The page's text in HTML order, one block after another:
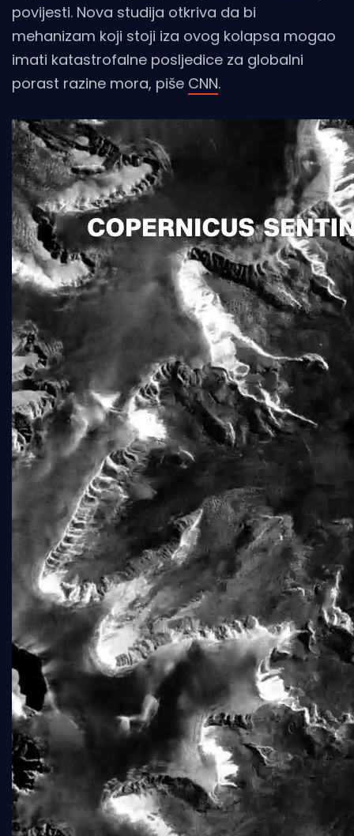
povijesti. Nova studija otkriva da bi
mehanizam koji stoji iza ovog kolapsa mogao
imati katastrofalne posljedice za globalni
porast razine mora, piše CNN.